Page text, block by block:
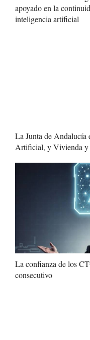
apoyado en la
inteligencia artificial
La Junta de Andalucía
Artificial, y Vivienda y
La confianza de los
consecutivo